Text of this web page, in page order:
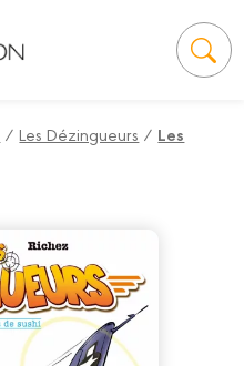
/Les Dézingueurs / Les